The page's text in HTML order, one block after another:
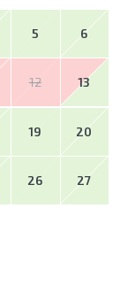
5 6
12 13
19 20
26 27